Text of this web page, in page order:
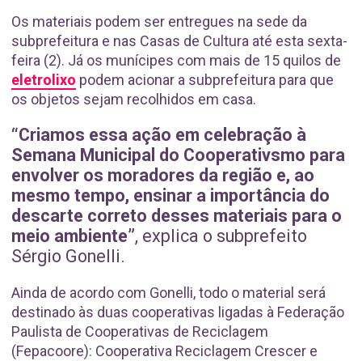
Os materiais podem ser entregues na sede da
subprefeitura e nas Casas de Cultura até esta sexta-
feira (2). Já os munícipes com mais de 15 quilos de
eletrolixo podem acionar a subprefeitura para que
os objetos sejam recolhidos em casa.
“Criamos essa ação em celebração à
Semana Municipal do Cooperativsmo para
envolver os moradores da região e, ao
mesmo tempo, ensinar a importância do
descarte correto desses materiais para o
meio ambiente”, explica o subprefeito
Sérgio Gonelli.
Ainda de acordo com Gonelli, todo o material será
destinado às duas cooperativas ligadas à Federação
Paulista de Cooperativas de Reciclagem
(Fepacoore): Cooperativa Reciclagem Crescer e